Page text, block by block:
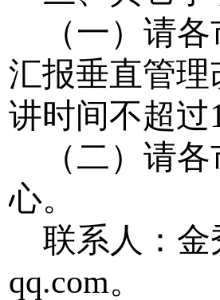
（一）请
汇报垂直管
讲时间不超过
（二）请
心。
联系人：
qq.com。